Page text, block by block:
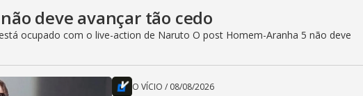
deve avançar tão cedo
ocupado com o live-action de Naruto O post Homem-Aranha 5 não deve
O VÍCIO / 08/08/2026